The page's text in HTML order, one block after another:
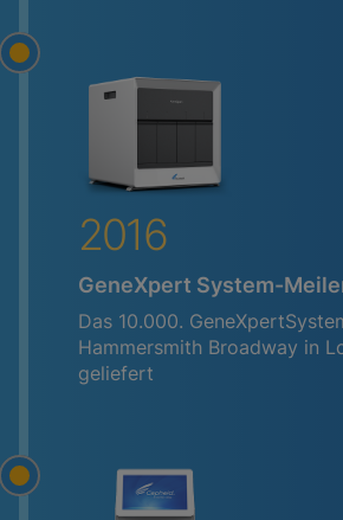
2016
GeneXpert System-
Das 10.000.
Hammersmith Broadway in
geliefert